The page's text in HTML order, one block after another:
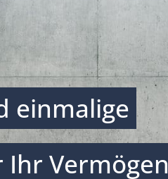
einmalige
Vermögen